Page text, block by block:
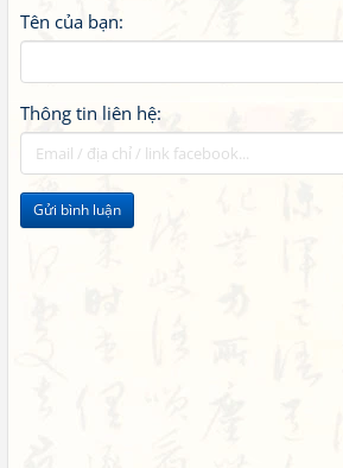
Tên của bạn:
Thông tin liên hệ:
Gửi bình luận